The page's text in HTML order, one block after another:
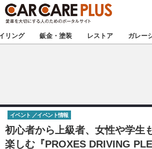
★カーケアプラス認定★ 厳選プロショ
甲信越
東海
リング 鈑金・塗装 レストア ガレー
初心者から上級者、女性や学生
楽しむ『PROXES DRIVING
イベント イベント情報